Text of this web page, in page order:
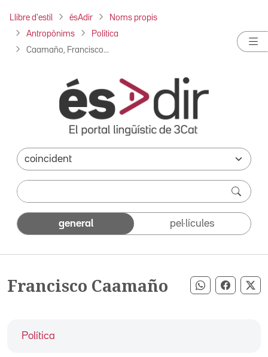
Llibre d'estil ésAdir Noms propis
Antropònims Política
Caamaño, Francisco...
general pel·lícules
Francisco Caamaño Compartir
Política